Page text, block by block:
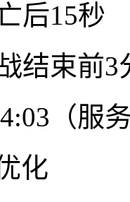
后15秒
结束前3
（服
化